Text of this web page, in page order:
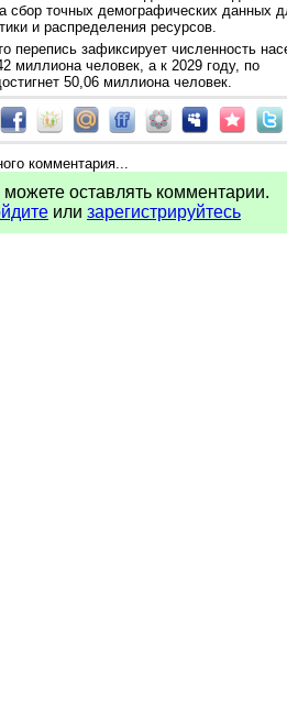
сбор точных демографических данных
и распределения ресурсов.
перепись зафиксирует численность
миллиона человек, а к 2029 году, по
50,06 миллиона человек.
комментария...
оставлять комментарии.
или зарегистрируйтесь